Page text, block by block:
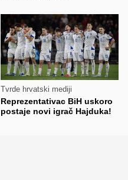
Tvrde hrvatski mediji
Reprezentativac BiH uskoro
postaje novi igrač Hajduka!